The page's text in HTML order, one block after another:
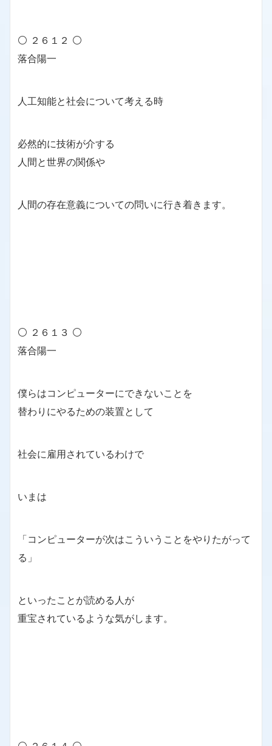
⚪ ２６１２ ⚪
落合陽一
人工知能と社会について考える時
必然的に技術が介する
人間と世界の関係や
人間の存在意義についての問いに行き着きます。
⚪ ２６１３ ⚪
落合陽一
僕らはコンピューターにできないことを
替わりにやるための装置として
社会に雇用されているわけで
いまは
「コンピューターが次はこういうことをやりたがって
る」
といったことが読める人が
重宝されているような気がします。